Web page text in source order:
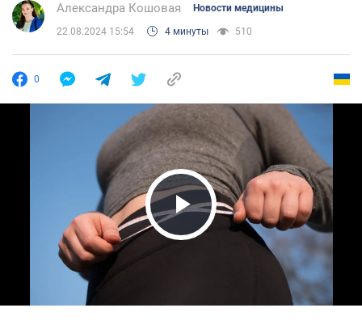
Александра Кошовая Новости медицины
22.08.2024 15:54 4 минуты 510
0
Play Video